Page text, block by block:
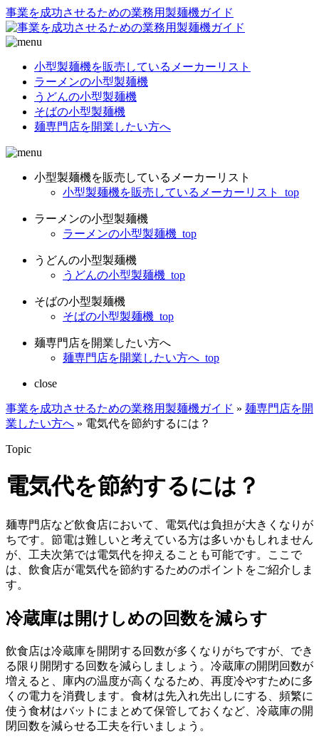
事業を成功させるための業務用製麺機ガイド
小型製麺機を販売しているメーカーリスト
ラーメンの小型製麺機
うどんの小型製麺機
そばの小型製麺機
麺専門店を開業したい方へ
小型製麺機を販売しているメーカーリスト
小型製麺機を販売しているメーカーリスト_top
ラーメンの小型製麺機
ラーメンの小型製麺機_top
うどんの小型製麺機
うどんの小型製麺機_top
そばの小型製麺機
そばの小型製麺機_top
麺専門店を開業したい方へ
麺専門店を開業したい方へ_top
close
事業を成功させるための業務用製麺機ガイド » 麺専門店を開
業したい方へ » 電気代を節約するには？
Topic
電気代を節約するには？
麺専門店など飲食店において、電気代は負担が大きくなりが
ちです。節電は難しいと考えている方は多いかもしれません
が、工夫次第では電気代を抑えることも可能です。ここで
は、飲食店が電気代を節約するためのポイントをご紹介しま
す。
冷蔵庫は開けしめの回数を減らす
飲食店は冷蔵庫を開閉する回数が多くなりがちですが、 でき
る限り開閉する回数を減らしましょう 。冷蔵庫の開閉回数が
増えると、庫内の温度が高くなるため、再度冷やすために多
くの電力を消費します。食材は先入れ先出しにする、頻繁に
使う食材はバットにまとめて保管しておくなど、冷蔵庫の開
閉回数を減らせる工夫を行いましょう。